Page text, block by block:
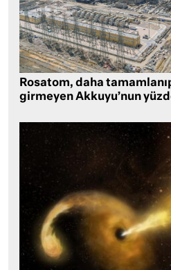
Rosatom, daha
girmeyen Akkuyu’nun